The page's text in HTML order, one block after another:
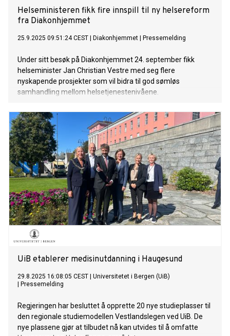
Helseministeren fikk fire innspill til ny helsereform
fra Diakonhjemmet
25.9.2025 09:51:24 CEST Diakonhjemmet Pressemelding
Under sitt besøk på Diakonhjemmet 24. september fikk
helseminister Jan Christian Vestre med seg flere
nyskapende prosjekter som vil bidra til god sømløs
samhandling mellom helsetjenestenivåene.
UiB etablerer medisinutdanning i Haugesund
29.8.2025 16:08:05 CEST
Universitetet i Bergen (UiB)
Pressemelding
Regjeringen har besluttet å opprette 20 nye studieplasser til
den regionale studiemodellen Vestlandslegen ved UiB. De
nye plassene gjør at tilbudet nå kan utvides til å omfatte